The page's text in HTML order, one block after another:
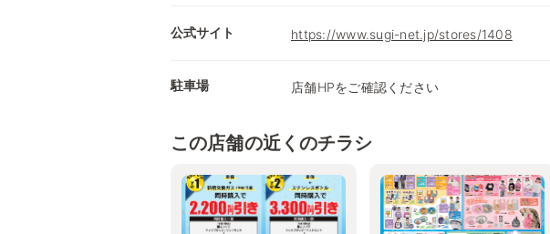
公式サイト https://www.sugi-net.jp/stores/1408
駐車場 店舗HPをご確認ください
この店舗の近くのチラシ